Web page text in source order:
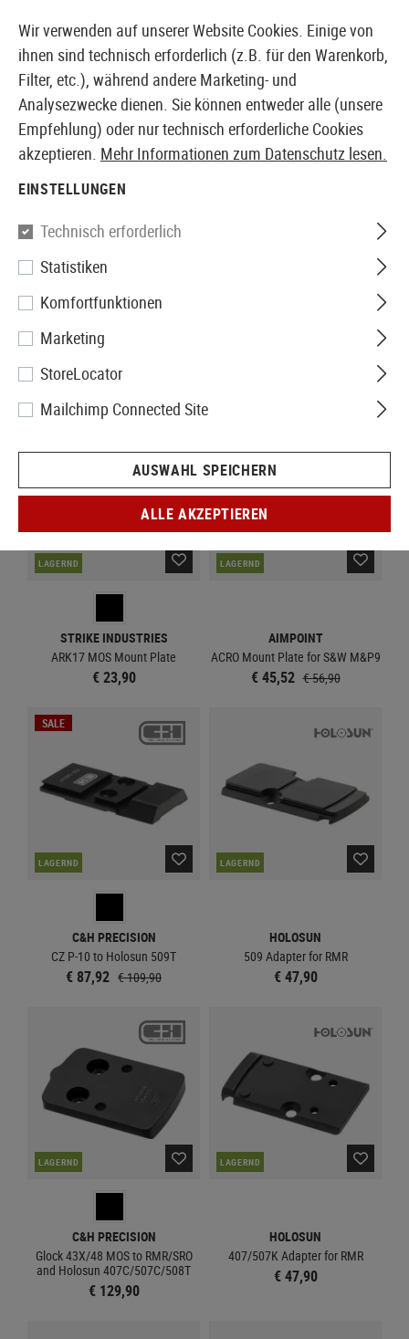
EUROPÄISCHER AIRSOFT SHOP & GROßHÄNDLER
ADAPTERPLATTEN
20 Produkte
LAGERND
STRIKE INDUSTRIES
ARK17 MOS Mount Plate
€ 23,90
LAGERND
AIMPOINT
ACRO Mount Plate for S&W M&P9
€ 45,52 € 56,90
SALE
LAGERND
C&H PRECISION
CZ P-10 to Holosun 509T
€ 87,92 € 109,90
LAGERND
HOLOSUN
509 Adapter for RMR
€ 47,90
LAGERND
C&H PRECISION
Glock 43X/48 MOS to RMR/SRO
and Holosun 407C/507C/508T
€ 129,90
LAGERND
HOLOSUN
407/507K Adapter for RMR
€ 47,90
Wir verwenden auf unserer Website Cookies. Einige von
ihnen sind technisch erforderlich (z.B. für den Warenkorb,
Filter, etc.), während andere Marketing- und
Analysezwecke dienen. Sie können entweder alle (unsere
Empfehlung) oder nur technisch erforderliche Cookies
akzeptieren. Mehr Informationen zum Datenschutz lesen.
EINSTELLUNGEN
Technisch erforderlich
Statistiken
Komfortfunktionen
Marketing
StoreLocator
Mailchimp Connected Site
AUSWAHL SPEICHERN
ALLE AKZEPTIEREN